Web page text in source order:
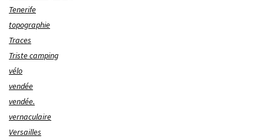
Tenerife
topographie
Traces
Triste camping
vélo
vendée
vendée.
vernaculaire
Versailles